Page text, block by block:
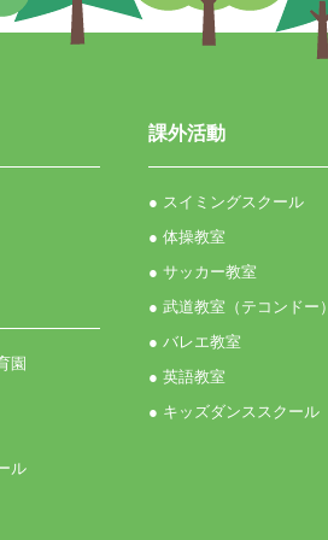
園
ル
課外活動
● スイミングスクール
● 体操教室
● サッカー教室
● 武道教室（テコンドー）
● バレエ教室
● 英語教室
● キッズダンススクール